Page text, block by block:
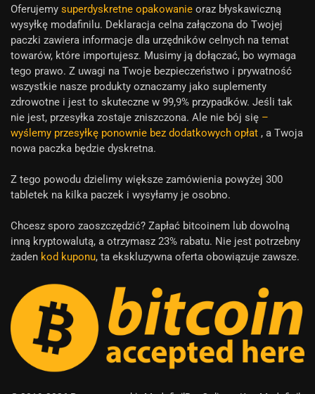
Oferujemy superdyskretne opakowanie oraz błyskawiczną
wysyłkę modafinilu. Deklaracja celna załączona do Twojej
paczki zawiera informacje dla urzędników celnych na temat
towarów, które importujesz. Musimy ją dołączać, bo wymaga
tego prawo. Z uwagi na Twoje bezpieczeństwo i prywatność
wszystkie nasze produkty oznaczamy jako suplementy
zdrowotne i jest to skuteczne w 99,9% przypadków. Jeśli tak
nie jest, przesyłka zostaje zniszczona. Ale nie bój się –
wyślemy przesyłkę ponownie bez dodatkowych opłat , a Twoja
nowa paczka będzie dyskretna.
Z tego powodu dzielimy większe zamówienia powyżej 300
tabletek na kilka paczek i wysyłamy je osobno.
Chcesz sporo zaoszczędzić? Zapłać bitcoinem lub dowolną
inną kryptowalutą, a otrzymasz 23% rabatu. Nie jest potrzebny
żaden kod kuponu, ta ekskluzywna oferta obowiązuje zawsze.